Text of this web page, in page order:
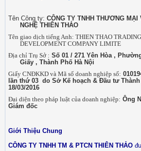
Tên Công ty: CÔNG TY TNHH THƯƠNG MẠI
NGHỆ THIÊN THẢO
Tên giao dịch tiếng Anh: THIEN THAO
DEVELOPMENT COMPANY LIMITE
Địa chỉ Trụ Sở : Số 01 / 271 Yên Hòa ,
Giấy , Thành Phố Hà Nội
Giấy CNĐKKD và Mã số doanh nghiệp số:
lần thứ 03 do Sở Kế hoạch & Đầu tư
18/03/2016
Đại diện theo pháp luật của doanh nghiệp: Ông
Giám đốc
Giới Thiệu Chung
CÔNG TY TNHH TM & PTCN THIÊN THẢO